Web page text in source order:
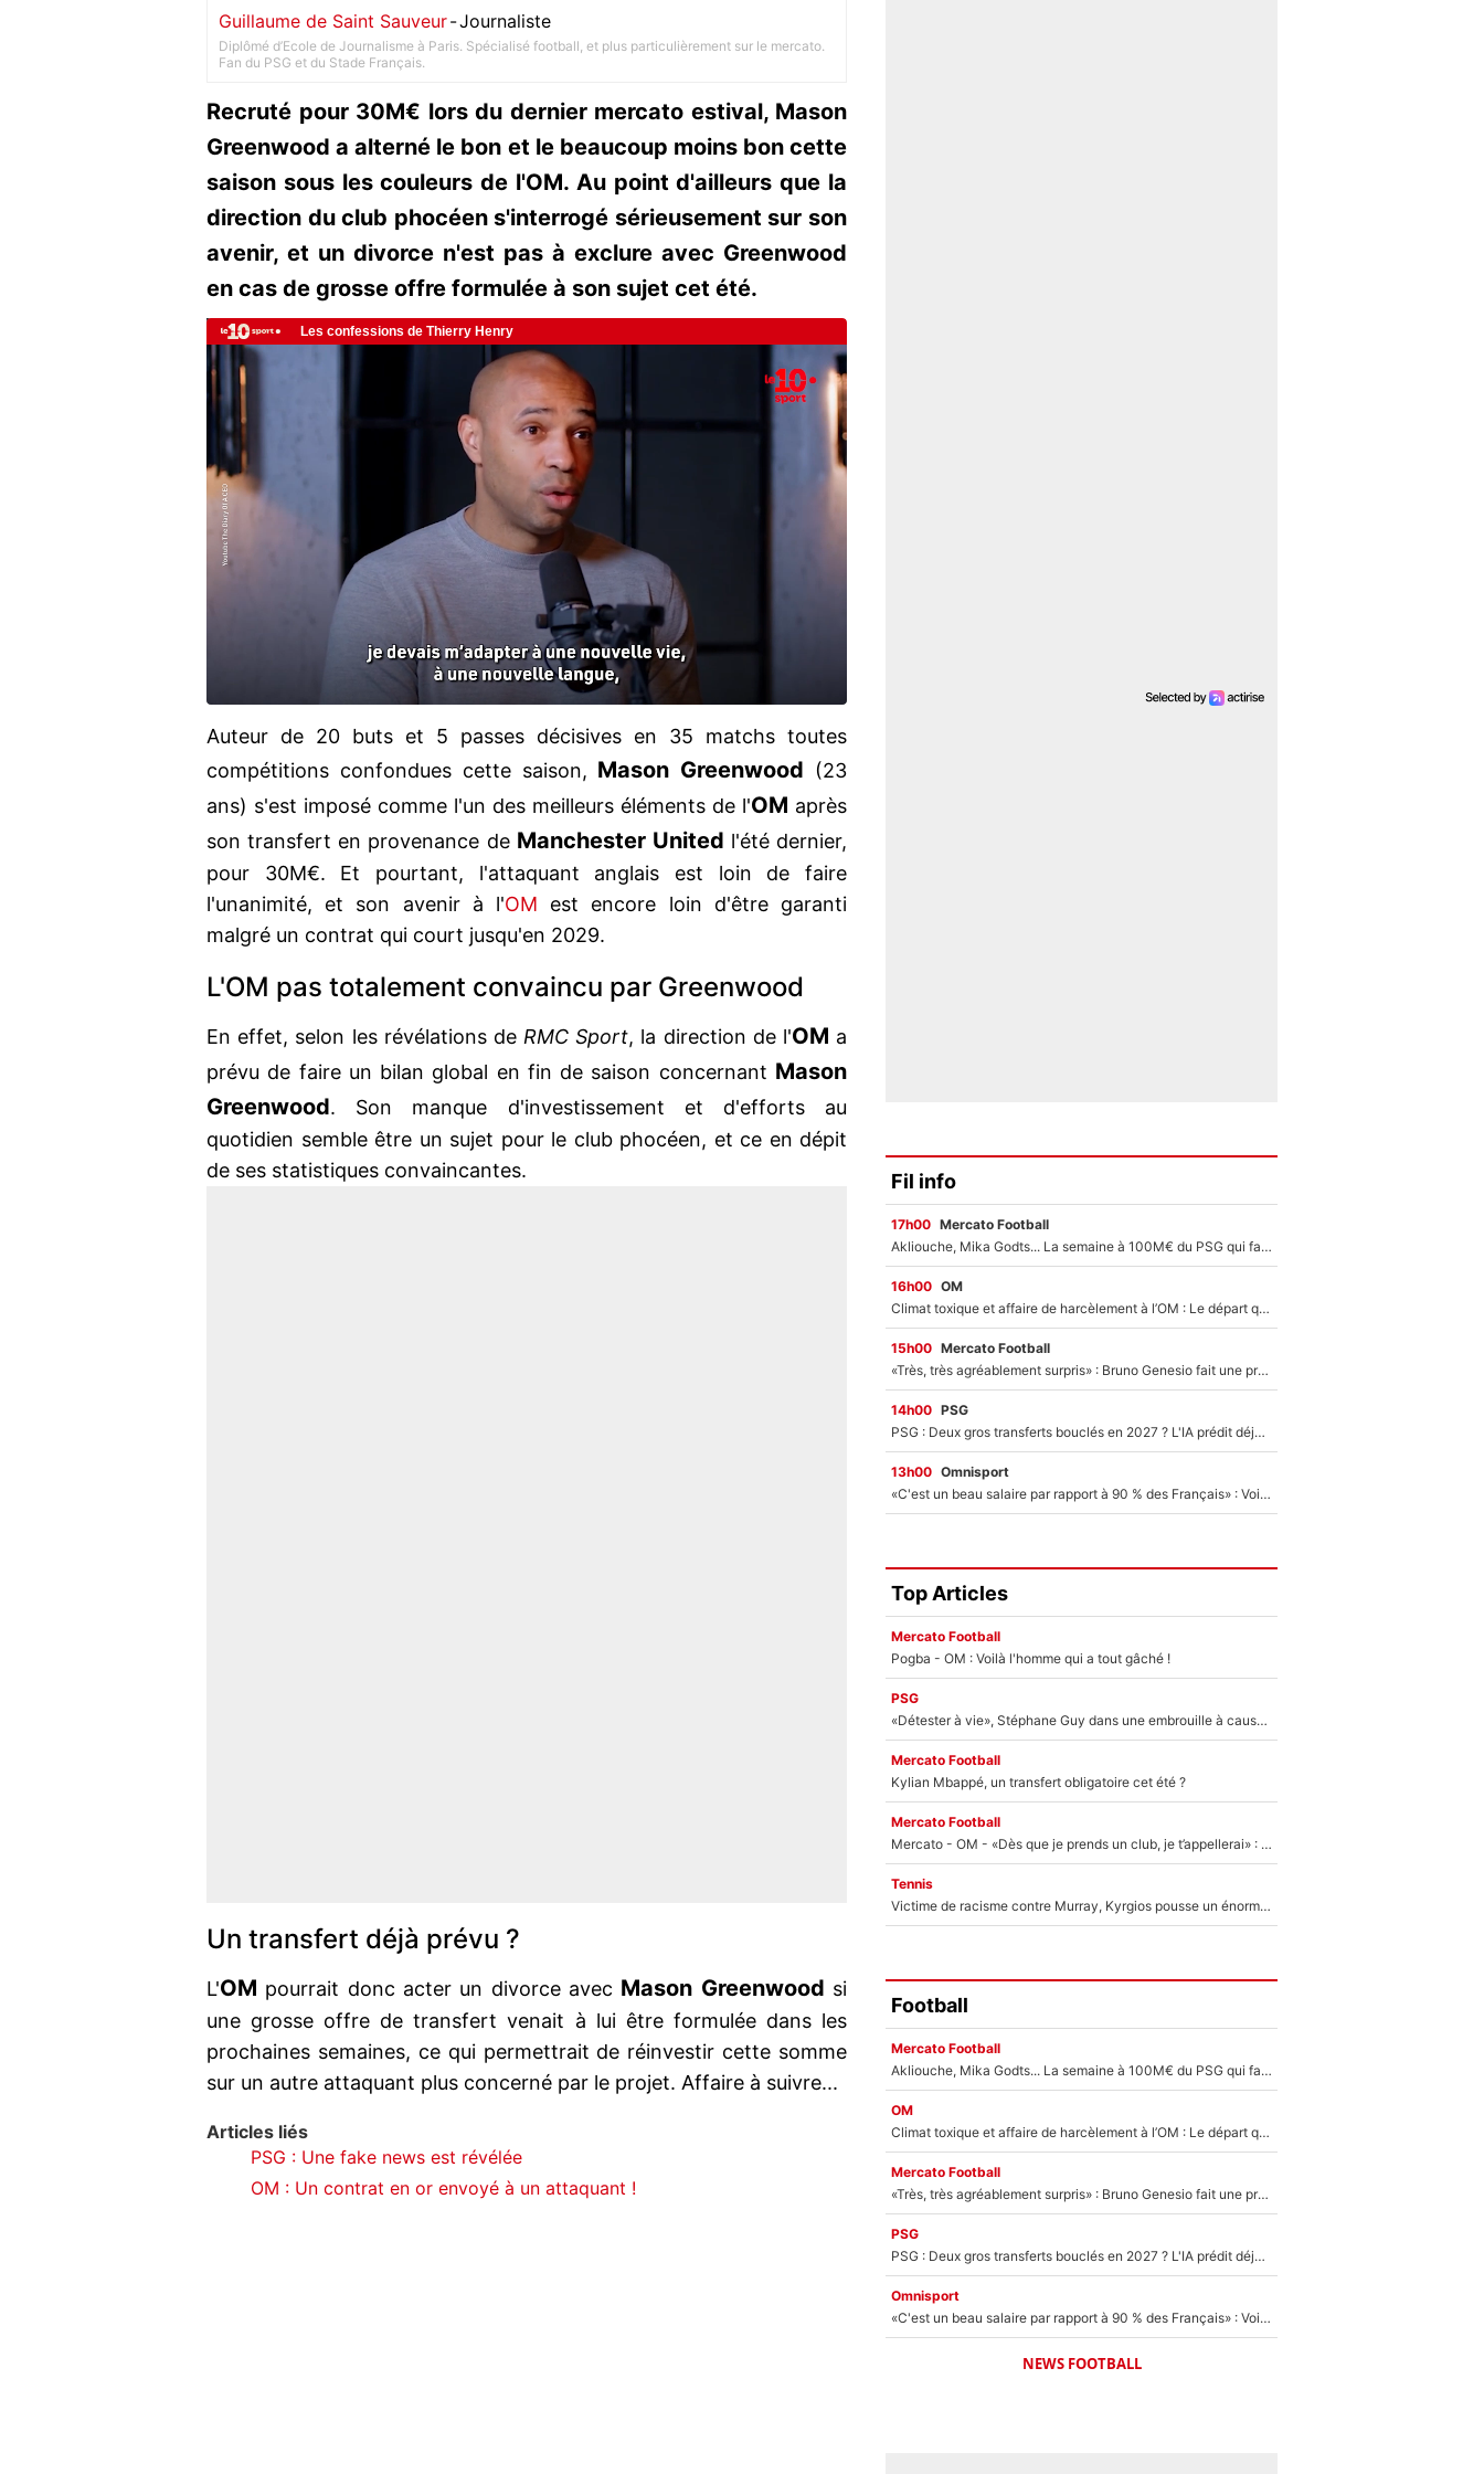
Guillaume de Saint Sauveur-Journaliste
Diplômé d’Ecole de Journalisme à Paris. Spécialisé football, et plus particulièrement sur le mercato.
Fan du PSG et du Stade Français.
Recruté pour 30M€ lors du dernier mercato estival, Mason
Greenwood a alterné le bon et le beaucoup moins bon cette
saison sous les couleurs de l'OM. Au point d'ailleurs que la
direction du club phocéen s'interrogé sérieusement sur son
avenir, et un divorce n'est pas à exclure avec Greenwood
en cas de grosse offre formulée à son sujet cet été.
Auteur de 20 buts et 5 passes décisives en 35 matchs toutes
compétitions confondues cette saison, Mason Greenwood (23
ans) s'est imposé comme l'un des meilleurs éléments de l'OM après
son transfert en provenance de Manchester United l'été dernier,
pour 30M€. Et pourtant, l'attaquant anglais est loin de faire
l'unanimité, et son avenir à l'OM est encore loin d'être garanti
malgré un contrat qui court jusqu'en 2029.
L'OM pas totalement convaincu par Greenwood
En effet, selon les révélations de RMC Sport, la direction de l'OM a
prévu de faire un bilan global en fin de saison concernant Mason
Greenwood. Son manque d'investissement et d'efforts au
quotidien semble être un sujet pour le club phocéen, et ce en dépit
de ses statistiques convaincantes.
Un transfert déjà prévu ?
L'OM pourrait donc acter un divorce avec Mason Greenwood si
une grosse offre de transfert venait à lui être formulée dans les
prochaines semaines, ce qui permettrait de réinvestir cette somme
sur un autre attaquant plus concerné par le projet. Affaire à suivre...
Articles liés
PSG : Une fake news est révélée
OM : Un contrat en or envoyé à un attaquant !
Fil info
17h00 Mercato Football
Akliouche, Mika Godts... La semaine à 100M€ du PSG qui fait basculer le mercato du PSG !
16h00 OM
Climat toxique et affaire de harcèlement à l’OM : Le départ qui soulage le vestiaire de Bruno Genesio
15h00 Mercato Football
«Très, très agréablement surpris» : Bruno Genesio fait une promesse pour la suite du mercato de l’OM et rassure les supporters
14h00 PSG
PSG : Deux gros transferts bouclés en 2027 ? L'IA prédit déjà les deux joueurs qui pourraient rejoindre Luis Enrique !
13h00 Omnisport
«C'est un beau salaire par rapport à 90 % des Français» : Voilà combien touchait Nelson Monfort sur France Télévisions avant de rejoindre CNews
Top Articles
Mercato Football
Pogba - OM : Voilà l'homme qui a tout gâché !
PSG
«Détester à vie», Stéphane Guy dans une embrouille à cause du PSG !
Mercato Football
Kylian Mbappé, un transfert obligatoire cet été ?
Mercato Football
Mercato - OM - «Dès que je prends un club, je t’appellerai» : La promesse de Marcelino au moment de claquer la porte
Tennis
Victime de racisme contre Murray, Kyrgios pousse un énorme coup de gueule !
Football
Mercato Football
Akliouche, Mika Godts... La semaine à 100M€ du PSG qui fait basculer le mercato du PSG !
OM
Climat toxique et affaire de harcèlement à l’OM : Le départ qui soulage le vestiaire de Bruno Genesio
Mercato Football
«Très, très agréablement surpris» : Bruno Genesio fait une promesse pour la suite du mercato de l’OM et rassure les supporters
PSG
PSG : Deux gros transferts bouclés en 2027 ? L'IA prédit déjà les deux joueurs qui pourraient rejoindre Luis Enrique !
Omnisport
«C'est un beau salaire par rapport à 90 % des Français» : Voilà combien touchait Nelson Monfort sur France Télévisions avant de rejoindre CNews
NEWS FOOTBALL